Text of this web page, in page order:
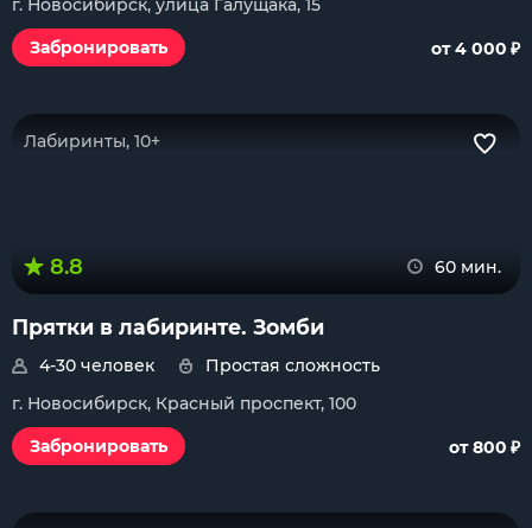
г. Новосибирск, улица Галущака, 15
Забронировать
от 4 000 ₽
Лабиринты, 10+
8.8 60 мин.
Прятки в лабиринте. Зомби
4-30 человек
Простая сложность
г. Новосибирск, Красный проспект, 100
Забронировать
от 800 ₽